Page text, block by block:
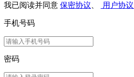
我已阅读并同意 保密协议 用户协议
手机号码
密码